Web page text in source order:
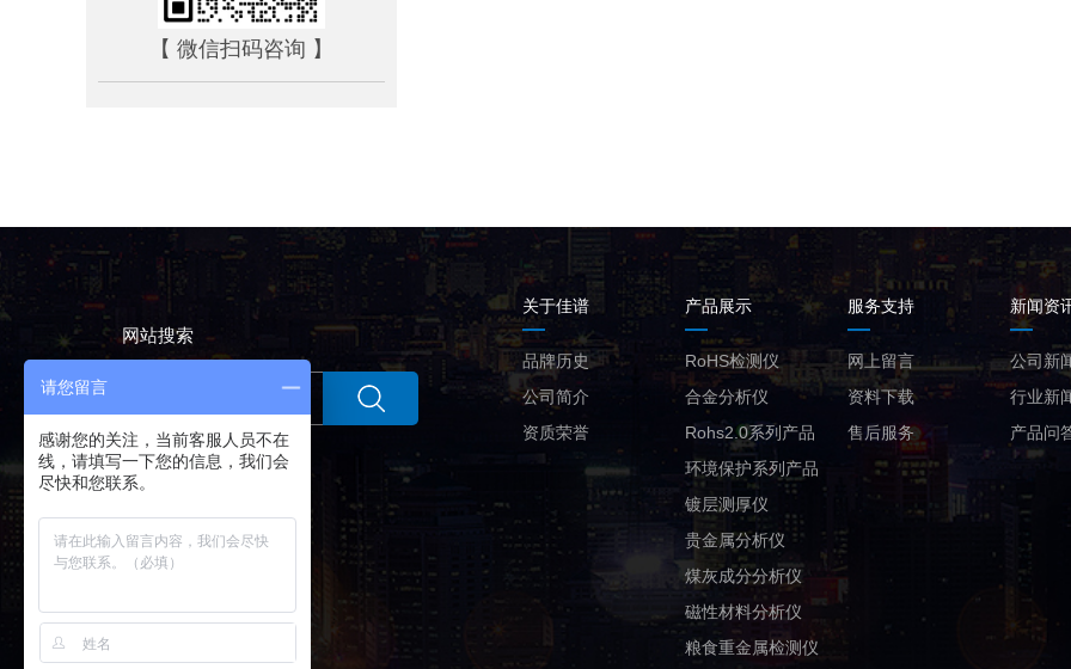
【 微信扫码咨询 】
网站搜索
关于佳谱
品牌历史
公司简介
资质荣誉
产品展示
RoHS检测仪
合金分析仪
Rohs2.0系列产品
环境保护系列产品
镀层测厚仪
贵金属分析仪
煤灰成分分析仪
磁性材料分析仪
粮食重金属检测仪
服务支持
网上留言
资料下载
售后服务
新闻资
公司新
行业新
产品问
请您留言
感谢您的关注，当前客服人员不在
线，请填写一下您的信息，我们会
尽快和您联系。